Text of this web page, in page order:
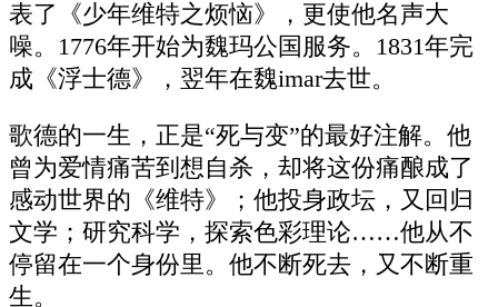
表了《少年维特之烦恼》，更使他名声大
噪。1776年开始为魏玛公国服务。1831年完
成《浮士德》，翌年在魏imar去世。
歌德的一生，正是“死与变”的最好注解。他
曾为爱情痛苦到想自杀，却将这份痛酿成了
感动世界的《维特》；他投身政坛，又回归
文学；研究科学，探索色彩理论……他从不
停留在一个身份里。他不断死去，又不断重
生。